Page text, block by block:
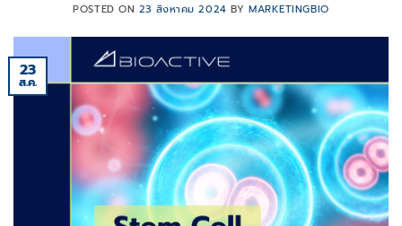
POSTED ON 23 สิงหาคม 2024 BY MARKETINGBIO
23
ส.ค.